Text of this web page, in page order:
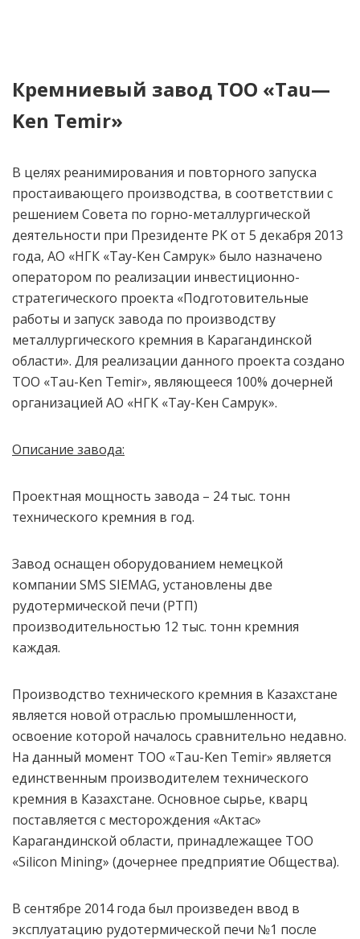
Кремниевый завод ТОО «Tau—
Ken Temir»
В целях реанимирования и повторного запуска
простаивающего производства, в соответствии с
решением Совета по горно-металлургической
деятельности при Президенте РК от 5 декабря 2013
года, АО «НГК «Тау-Кен Самрук» было назначено
оператором по реализации инвестиционно-
стратегического проекта «Подготовительные
работы и запуск завода по производству
металлургического кремния в Карагандинской
области». Для реализации данного проекта создано
ТОО «Tau-Ken Temir», являющееся 100% дочерней
организацией АО «НГК «Тау-Кен Самрук».
Описание завода:
Проектная мощность завода – 24 тыс. тонн
технического кремния в год.
Завод оснащен оборудованием немецкой
компании SMS SIEMAG, установлены две
рудотермической печи (РТП)
производительностью 12 тыс. тонн кремния
каждая.
Производство технического кремния в Казахстане
является новой отраслью промышленности,
освоение которой началось сравнительно недавно.
На данный момент ТОО «Tau-Ken Temir» является
единственным производителем технического
кремния в Казахстане. Основное сырье, кварц
поставляется с месторождения «Актас»
Карагандинской области, принадлежащее ТОО
«Silicon Mining» (дочернее предприятие Общества).
В сентябре 2014 года был произведен ввод в
эксплуатацию рудотермической печи №1 после